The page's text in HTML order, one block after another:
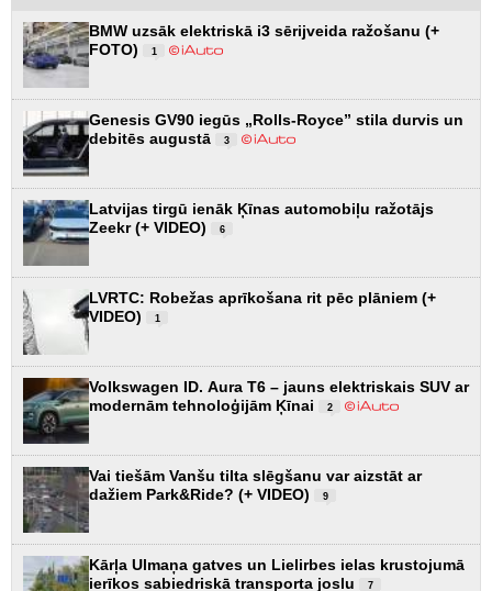
BMW uzsāk elektriskā i3 sērijveida ražošanu (+
FOTO)
1
Genesis GV90 iegūs „Rolls-Royce” stila durvis un
debitēs augustā
3
Latvijas tirgū ienāk Ķīnas automobiļu ražotājs
Zeekr (+ VIDEO)
6
LVRTC: Robežas aprīkošana rit pēc plāniem (+
VIDEO)
1
Volkswagen ID. Aura T6 – jauns elektriskais SUV ar
modernām tehnoloģijām Ķīnai
2
Vai tiešām Vanšu tilta slēgšanu var aizstāt ar
dažiem Park&Ride? (+ VIDEO)
9
Kārļa Ulmaņa gatves un Lielirbes ielas krustojumā
ierīkos sabiedriskā transporta joslu
7